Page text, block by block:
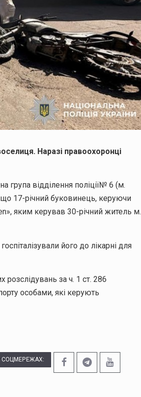
Наразі правоохоронці
група відділення поліції№ 6 (м.
17-річний буковинець, керуючи
яким керував 30-річний житель м.
його до лікарні для
розслідувань за ч. 1 ст. 286
особами, які керують
СОЦМЕРЕЖАХ: